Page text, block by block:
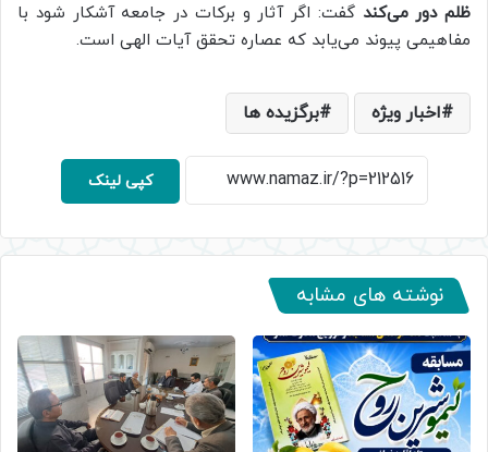
ظلم دور می‌کند گفت: اگر آثار و برکات در جامعه آشکار شود با
مفاهیمی پیوند می‌یابد که عصاره تحقق آیات الهی است.
اخبار ویژه برگزیده ها
کپی لینک
نوشته های مشابه